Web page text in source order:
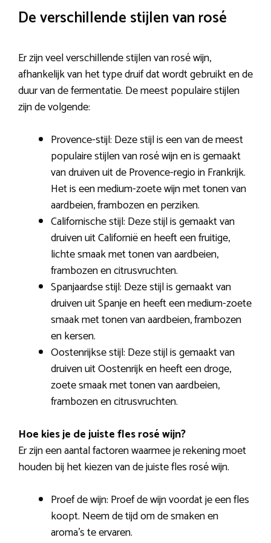
De verschillende stijlen van rosé
Er zijn veel verschillende stijlen van rosé wijn,
afhankelijk van het type druif dat wordt gebruikt en de
duur van de fermentatie. De meest populaire stijlen
zijn de volgende:
Provence-stijl: Deze stijl is een van de meest
populaire stijlen van rosé wijn en is gemaakt
van druiven uit de Provence-regio in Frankrijk.
Het is een medium-zoete wijn met tonen van
aardbeien, frambozen en perziken.
Californische stijl: Deze stijl is gemaakt van
druiven uit Californië en heeft een fruitige,
lichte smaak met tonen van aardbeien,
frambozen en citrusvruchten.
Spanjaardse stijl: Deze stijl is gemaakt van
druiven uit Spanje en heeft een medium-zoete
smaak met tonen van aardbeien, frambozen
en kersen.
Oostenrijkse stijl: Deze stijl is gemaakt van
druiven uit Oostenrijk en heeft een droge,
zoete smaak met tonen van aardbeien,
frambozen en citrusvruchten.
Hoe kies je de juiste fles rosé wijn?
Er zijn een aantal factoren waarmee je rekening moet
houden bij het kiezen van de juiste fles rosé wijn.
Proef de wijn: Proef de wijn voordat je een fles
koopt. Neem de tijd om de smaken en
aroma’s te ervaren.